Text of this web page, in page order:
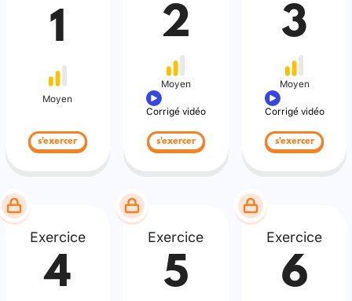
1
Moyen
s'exercer
2
Moyen
Corrigé vidéo
s'exercer
3
Moyen
Corrigé vidéo
s'exercer
Exercice
4
Exercice
5
Exercice
6